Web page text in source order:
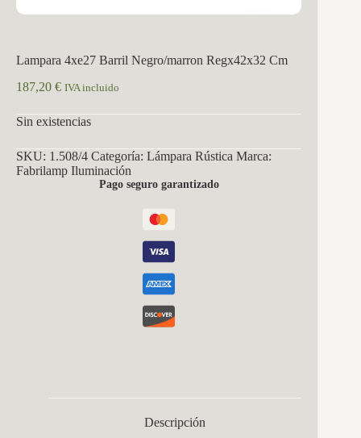
Lampara 4xe27 Barril Negro/marron Regx42x32 Cm
187,20 € IVA incluido
Sin existencias
SKU: 1.508/4 Categoría: Lámpara Rústica Marca:
Fabrilamp Iluminación
Pago seguro garantizado
Descripción